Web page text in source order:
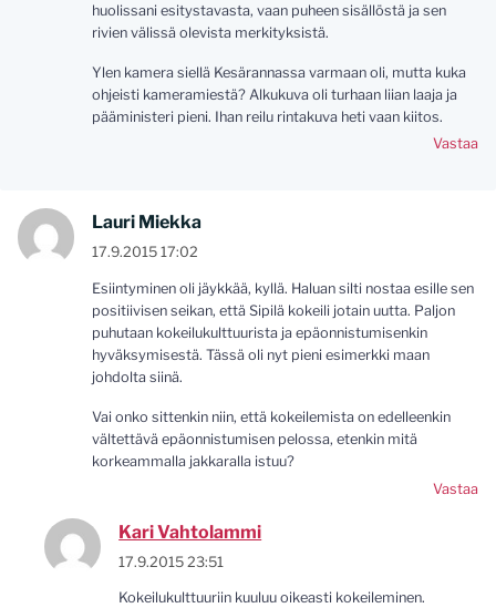
huolissani esitystavasta, vaan puheen sisällöstä ja sen
rivien välissä olevista merkityksistä.
Ylen kamera siellä Kesärannassa varmaan oli, mutta kuka
ohjeisti kameramiestä? Alkukuva oli turhaan liian laaja ja
pääministeri pieni. Ihan reilu rintakuva heti vaan kiitos.
Vastaa
Lauri Miekka
17.9.2015 17:02
Esiintyminen oli jäykkää, kyllä. Haluan silti nostaa esille sen
positiivisen seikan, että Sipilä kokeili jotain uutta. Paljon
puhutaan kokeilukulttuurista ja epäonnistumisenkin
hyväksymisestä. Tässä oli nyt pieni esimerkki maan
johdolta siinä.
Vai onko sittenkin niin, että kokeilemista on edelleenkin
vältettävä epäonnistumisen pelossa, etenkin mitä
korkeammalla jakkaralla istuu?
Vastaa
Kari Vahtolammi
17.9.2015 23:51
Kokeilukulttuuriin kuuluu oikeasti kokeileminen.